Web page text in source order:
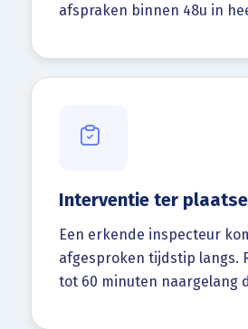
afspraken binnen 48u in
Interventie ter plaatse
Een erkende inspecteur
afgesproken tijdstip langs.
tot 60 minuten naargelang